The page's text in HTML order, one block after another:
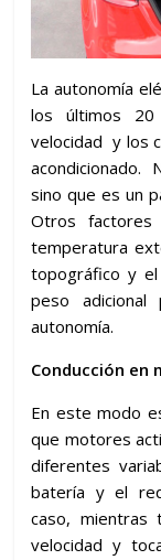
La autonomía
los últimos 20
velocidad y los
acondicionado.
sino que es un
Otros
temperatura
topográfico y el
peso
autonomía.
Conducción en
En este modo
que motores
diferentes
batería y el
caso, mientras
velocidad y